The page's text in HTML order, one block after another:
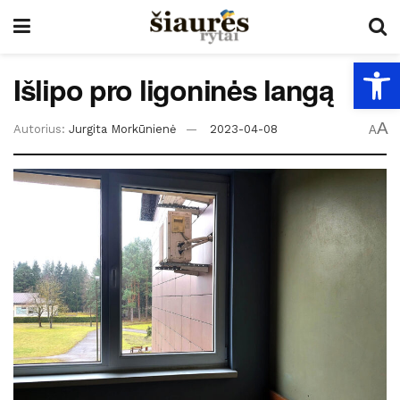
Išlipo pro ligoninės langą
Autorius: Jurgita Morkūnienė 2023-04-08 AA